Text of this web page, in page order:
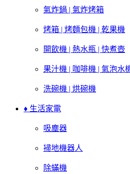
氣炸鍋 | 氣炸烤箱
烤箱 | 烤麵包機 | 乾果機
開飲機 | 熱水瓶 | 快煮壺
果汁機 | 咖啡機 | 氣泡水
洗碗機 | 烘碗機
♦ 生活家電
吸塵器
掃地機器人
除蟎機